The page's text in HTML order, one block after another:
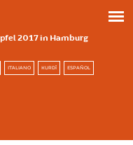
2017 in Hamburg
ITALIANO KURDÎ ESPAÑOL